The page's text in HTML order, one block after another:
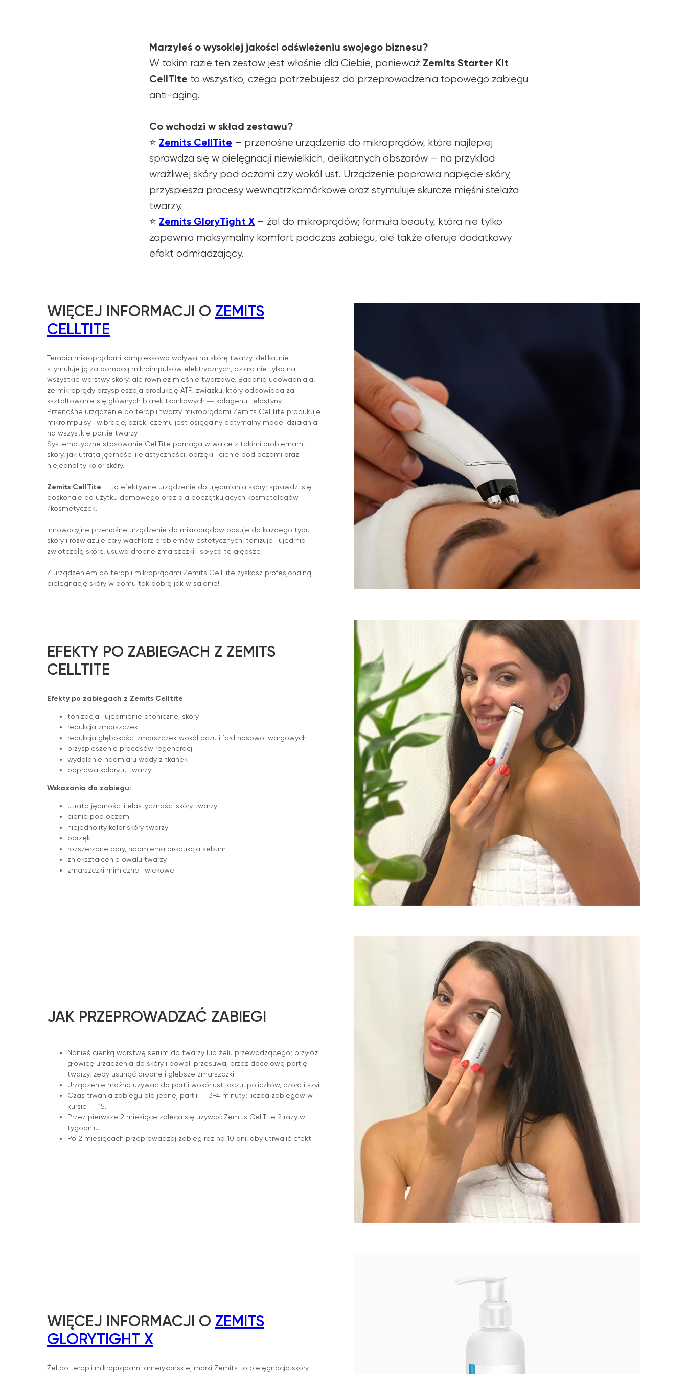
Marzyłeś o wysokiej jakości odświeżeniu swojego biznesu?
W takim razie ten zestaw jest właśnie dla Ciebie, ponieważ Zemits Starter Kit
CellTite to wszystko, czego potrzebujesz do przeprowadzenia topowego zabiegu
anti-aging.
Co wchodzi w skład zestawu?
⭐️ Zemits CellTite – przenośne urządzenie do mikroprądów, które najlepiej
sprawdza się w pielęgnacji niewielkich, delikatnych obszarów – na przykład
wrażliwej skóry pod oczami czy wokół ust. Urządzenie poprawia napięcie skóry,
przyspiesza procesy wewnątrzkomórkowe oraz stymuluje skurcze mięśni stelaża
twarzy.
⭐️ Zemits GloryTight X – żel do mikroprądów; formuła beauty, która nie tylko
zapewnia maksymalny komfort podczas zabiegu, ale także oferuje dodatkowy
efekt odmładzający.
WIĘCEJ INFORMACJI O ZEMITS
CELLTITE
Terapia mikroprądami kompleksowo wpływa na skórę twarzy, delikatnie
stymuluje ją za pomocą mikroimpulsów elektrycznych, działa nie tylko na
wszystkie warstwy skóry, ale również mięśnie twarzowe. Badania udowadniają,
że mikroprądy przyspieszają produkcję ATP, związku, który odpowiada za
kształtowanie się głównych białek tkankowych ― kolagenu i elastyny.
Przenośne urządzenie do terapii twarzy mikroprądami Zemits CellTite produkuje
mikroimpulsy i wibracje, dzięki czemu jest osiągalny optymalny model działania
na wszystkie partie twarzy.
Systematyczne stosowanie CellTite pomaga w walce z takimi problemami
skóry, jak utrata jędrności i elastyczności, obrzęki i cienie pod oczami oraz
niejednolity kolor skóry.
Zemits CellTite — to efektywne urządzenie do ujędrniania skóry; sprawdzi się
doskonale do użytku domowego oraz dla początkujących kosmetologów
/kosmetyczek.
Innowacyjne przenośne urządzenie do mikroprądów pasuje do każdego typu
skóry i rozwiązuje cały wachlarz problemów estetycznych: tonizuje i ujędrnia
zwiotczałą skórę, usuwa drobne zmarszczki i spłyca te głębsze.
Z urządzeniem do terapii mikroprądami Zemits CellTite zyskasz profesjonalną
pielęgnację skóry w domu tak dobrą jak w salonie!
EFEKTY PO ZABIEGACH Z ZEMITS
CELLTITE
Efekty po zabiegach z Zemits Celltite
tonizacja i ujędrnienie atonicznej skóry
redukcja zmarszczek
redukcja głębokości zmarszczek wokół oczu i fałd nosowo-wargowych
przyspieszenie procesów regeneracji
wydalanie nadmiaru wody z tkanek
poprawa kolorytu twarzy
Wskazania do zabiegu:
utrata jędrności i elastyczności skóry twarzy
cienie pod oczami
niejednolity kolor skóry twarzy
obrzęki
rozszerzone pory, nadmierna produkcja sebum
zniekształcenie owalu twarzy
zmarszczki mimiczne i wiekowe
JAK PRZEPROWADZAĆ ZABIEGI
Nanieś cienką warstwę serum do twarzy lub żelu przewodzącego; przyłóż
głowicę urządzenia do skóry i powoli przesuwaj przez docelową partię
twarzy, żeby usunąć drobne i głębsze zmarszczki.
Urządzenie można używać do partii wokół ust, oczu, policzków, czoła i szyi.
Czas trwania zabiegu dla jednej partii ― 3-4 minuty; liczba zabiegów w
kursie ― 15.
Przez pierwsze 2 miesiące zaleca się używać Zemits CellTite 2 razy w
tygodniu.
Po 2 miesiącach przeprowadzaj zabieg raz na 10 dni, aby utrwalić efekt
WIĘCEJ INFORMACJI O ZEMITS
GLORYTIGHT X
Żel do terapii mikroprądami amerykańskiej marki Zemits to pielęgnacja skóry